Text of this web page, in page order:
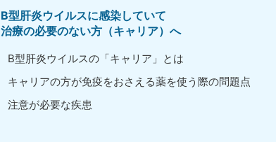
B型肝炎ウイルスに感染していて
治療の必要のない方（キャリア）へ
B型肝炎ウイルスの「キャリア」とは
キャリアの方が免疫をおさえる薬を使う際の問題点
注意が必要な疾患